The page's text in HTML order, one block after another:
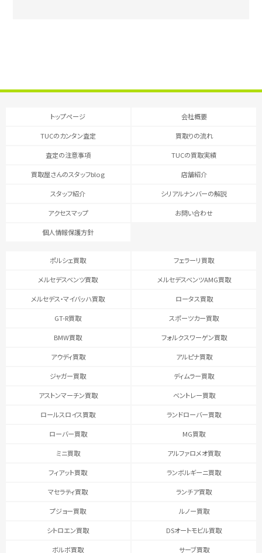
トップページ 会社概要
TUCのカンタン査定 買取りの流れ
査定の注意事項 TUCの買取実績
買取屋さんのスタッフblog 店舗紹介
スタッフ紹介 シリアルナンバーの解説
アクセスマップ お問い合わせ
個人情報保護方針
ポルシェ買取 フェラーリ買取
メルセデスベンツ買取 メルセデスベンツAMG買取
メルセデス・マイバッハ買取 ロータス買取
GT-R買取 スポーツカー買取
BMW買取 フォルクスワーゲン買取
アウディ買取 アルピナ買取
ジャガー買取 ディムラー買取
アストンマーチン買取 ベントレー買取
ロールスロイス買取 ランドローバー買取
ローバー買取 MG買取
ミニ買取 アルファロメオ買取
フィアット買取 ランボルギーニ買取
マセラティ買取 ランチア買取
プジョー買取 ルノー買取
シトロエン買取 DSオートモビル買取
ボルボ買取 サーブ買取